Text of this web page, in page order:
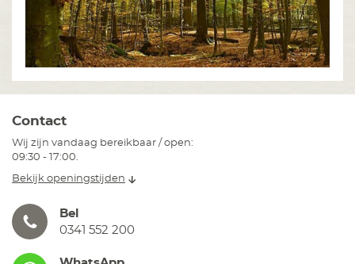
Bel
0341 552 200
Contact
Wij zijn vandaag bereikbaar / open:
09:30 - 17:00.
Bekijk openingstijden